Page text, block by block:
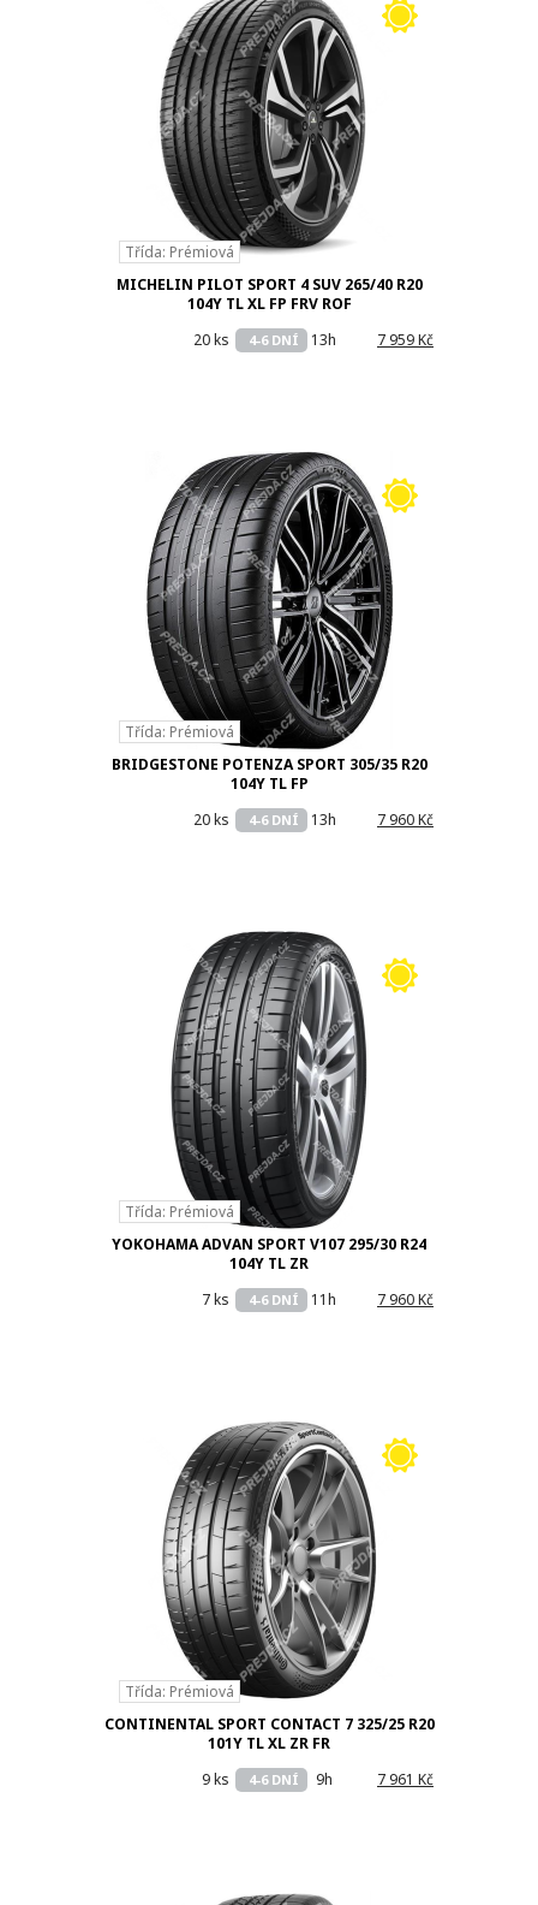
Třída: Prémiová
MICHELIN PILOT SPORT 4 SUV 265/40 R20
104Y TL XL FP FRV ROF
7 959 Kč
13h
4-6 DNÍ
20 ks
Třída: Prémiová
BRIDGESTONE POTENZA SPORT 305/35 R20
104Y TL FP
7 960 Kč
13h
4-6 DNÍ
20 ks
Třída: Prémiová
YOKOHAMA ADVAN SPORT V107 295/30 R24
104Y TL ZR
7 960 Kč
11h
4-6 DNÍ
7 ks
Třída: Prémiová
CONTINENTAL SPORT CONTACT 7 325/25 R20
101Y TL XL ZR FR
7 961 Kč
9h
4-6 DNÍ
9 ks